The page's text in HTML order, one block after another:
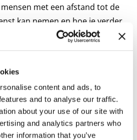
content and ads, to
and to analyse our traffic.
about your use of our site with
and analytics partners who
information that you’ve
met een afstand tot de
kan nemen en hoe je verder
Wat zijn bijvoorbeeld de
een afstand tot de
Is er binnen de onderneming al
bedrijf zou moeten staan
werden er vanuit het
gegeven over funding.
werd gevraagd om een reactie